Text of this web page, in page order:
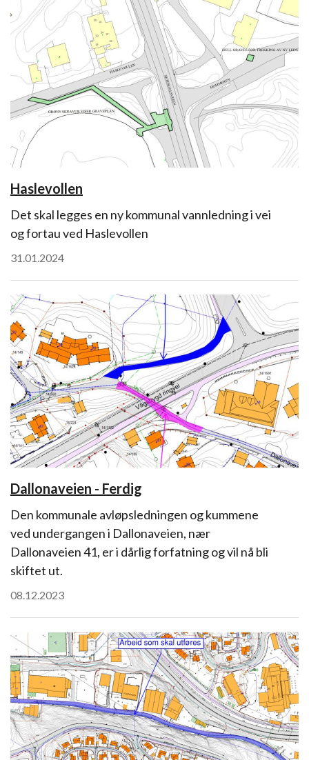
Haslevollen
Det skal legges en ny kommunal vannledning i vei
og fortau ved Haslevollen
31.01.2024
Dallonaveien - Ferdig
Den kommunale avløpsledningen og kummene
ved undergangen i Dallonaveien, nær
Dallonaveien 41, er i dårlig forfatning og vil nå bli
skiftet ut.
08.12.2023